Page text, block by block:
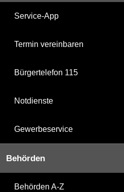
Service-App
Termin vereinbaren
Bürgertelefon 115
Notdienste
Gewerbeservice
Behörden
Behörden A-Z